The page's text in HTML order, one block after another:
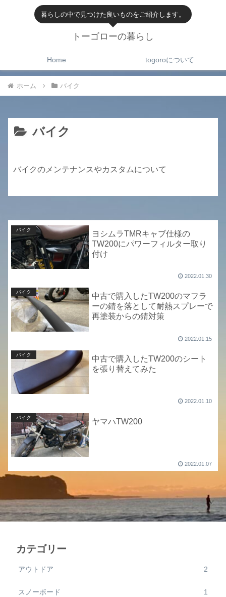
暮らしの中で見つけた良いものをご紹介します。
トーゴローの暮らし
Home togoroについて
ホーム バイク
バイク
バイクのメンテナンスやカスタムについて
バイク
ヨシムラTMRキャブ仕様の
TW200にパワーフィルター取り
付け
2022.01.30
バイク
中古で購入したTW200のマフラ
ーの錆を落として耐熱スプレーで
再塗装からの錆対策
2022.01.15
バイク
中古で購入したTW200のシート
を張り替えてみた
2022.01.10
バイク ヤマハTW200
2022.01.07
カテゴリー
アウトドア 2
スノーボード 1